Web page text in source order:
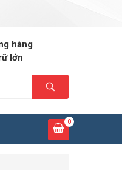
hàng
lớn
0